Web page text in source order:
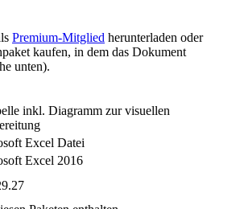
Premium-Mitglied herunterladen oder
kaufen, in dem das Dokument
unten).
inkl. Diagramm zur visuellen
Excel Datei
Excel 2016